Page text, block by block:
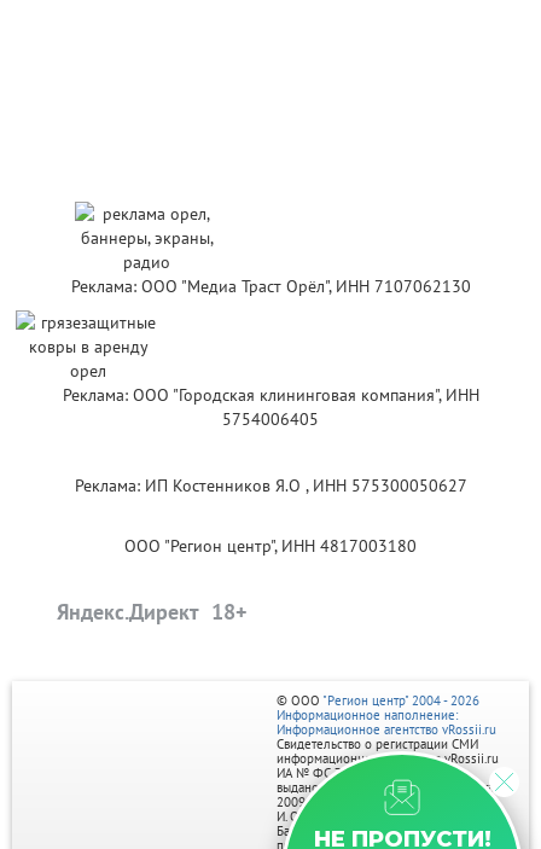
Реклама: ООО "Медиа Траст Орёл", ИНН 7107062130
Реклама: ООО "Городская клининговая компания", ИНН
5754006405
Реклама: ИП Костенников Я.О , ИНН 575300050627
ООО "Регион центр", ИНН 4817003180
Яндекс.Директ
НЕ ПРОПУСТИ!
© ООО "Регион центр" 2004 - 2026
Информационное наполнение:
Информационное агентство vRossii.ru
Свидетельство о регистрации СМИ
информационного агентства vRossii.ru
ИА № ФС 77‑35502
выдано РОСКОМНАДЗОРом 04 марта
2009г.
И. О. Главного редактора Нарыков А. Н.
Баннеры на портале размещаются на
правах рекламы.